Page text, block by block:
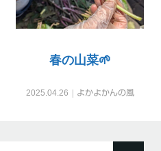
春の山菜🌱
2025.04.26 よかよかんの風